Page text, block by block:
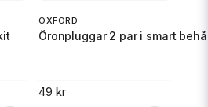
OXFORD
Öronpluggar 2 par i smart
49 kr